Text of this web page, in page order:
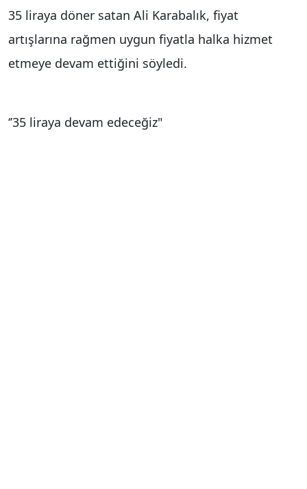
35 liraya döner satan Ali Karabalık, fiyat
artışlarına rağmen uygun fiyatla halka hizmet
etmeye devam ettiğini söyledi.
‘’35 liraya devam edeceğiz"